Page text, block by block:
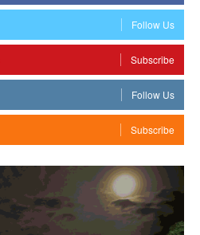
Follow Us
Subscribe
Follow Us
Subscribe